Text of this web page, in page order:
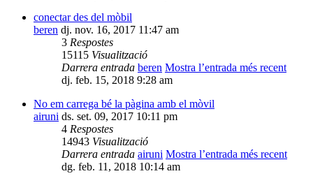
conectar des del mòbil
beren dj. nov. 16, 2017 11:47 am
3 Respostes
15115 Visualització
Darrera entrada beren Mostra l’entrada més recent
dj. feb. 15, 2018 9:28 am
No em carrega bé la pàgina amb el mòvil
airuni ds. set. 09, 2017 10:11 pm
4 Respostes
14943 Visualització
Darrera entrada airuni Mostra l’entrada més recent
dg. feb. 11, 2018 10:14 am